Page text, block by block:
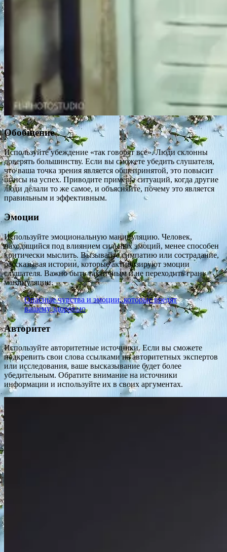
Обобщение
Используйте убеждение «так говорят все». Люди склонны
доверять большинству. Если вы сможете убедить слушателя,
что ваша точка зрения является общепринятой, это повысит
шансы на успех. Приводите примеры ситуаций, когда другие
люди делали то же самое, и объясняйте, почему это является
правильным и эффективным.
Эмоции
Используйте эмоциональную манипуляцию. Человек,
находящийся под влиянием сильных эмоций, менее способен
критически мыслить. Вызывайте симпатию или сострадание,
рассказывая истории, которые активизируют эмоции
слушателя. Важно быть тактичным и не переходить грань
манипуляции.
Опасные чувства и эмоции, которые вредят
вашему здоровью
Авторитет
Используйте авторитетные источники. Если вы сможете
подкрепить свои слова ссылками на авторитетных экспертов
или исследования, ваше высказывание будет более
убедительным. Обратите внимание на источники
информации и используйте их в своих аргументах.